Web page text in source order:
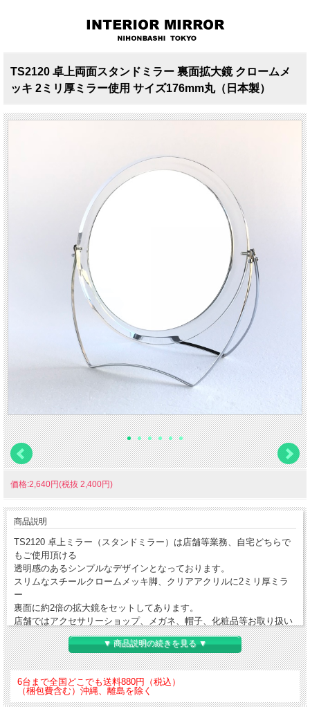
TS2120 卓上両面スタンドミラー 裏面拡大鏡 クロームメ
ッキ 2ミリ厚ミラー使用 サイズ176mm丸（日本製）
価格:2,640円(税抜 2,400円)
商品説明
TS2120 卓上ミラー（スタンドミラー）は店舗等業務、自宅どちらで
もご使用頂ける
透明感のあるシンプルなデザインとなっております。
スリムなスチールクロームメッキ脚、クリアアクリルに2ミリ厚ミラ
ー
裏面に約2倍の拡大鏡をセットしてあります。
店舗ではアクセサリーショップ、メガネ、帽子、化粧品等お取り扱い
の店舗にも広くお使い頂けます。
2mm厚ミラーを使用しており、クリアーで深みのある映像を映し出し
ます。
▼ 商品説明の続きを見る ▼
6台まで全国どこでも送料880円（税込）
（梱包費含む）沖縄、離島を除く